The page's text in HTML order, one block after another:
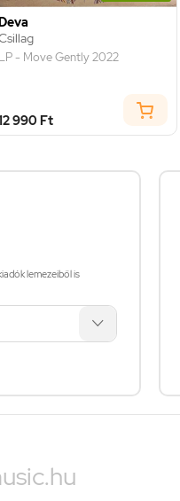
LP - Move Gently 2022
990 Ft
lemezeiből is